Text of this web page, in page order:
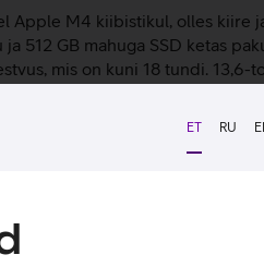
ET RU
Apple M4 kiibistikul, olles kiire
512 GB mahuga SSD ketas
mis on kuni 18 tundi. 13,6-
igal pool. Sülearvuti töötab
videokõnede kvaliteedi.